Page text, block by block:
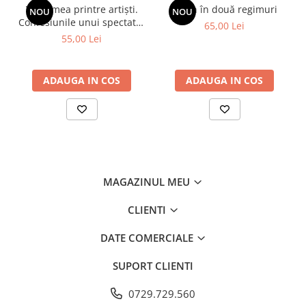
NOU
Viața mea printre artiști.
Confesiunile unui spectator
fidel
55,00 Lei
ADAUGA IN COS
NOU
Spion în două regimuri
65,00 Lei
ADAUGA IN COS
MAGAZINUL MEU
CLIENTI
DATE COMERCIALE
SUPORT CLIENTI
0729.729.560